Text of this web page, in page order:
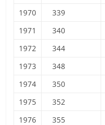
1970
339
1971
340
1972
344
1973
348
1974
350
1975
352
1976
355